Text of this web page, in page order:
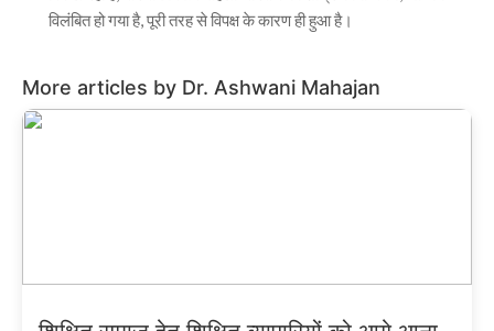
विलंबित हो गया है, पूरी तरह से विपक्ष के कारण ही हुआ है।
More articles by Dr. Ashwani Mahajan